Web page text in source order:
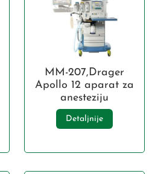
MM-207,Drager
Apollo 12 aparat za
anesteziju
Detaljnije